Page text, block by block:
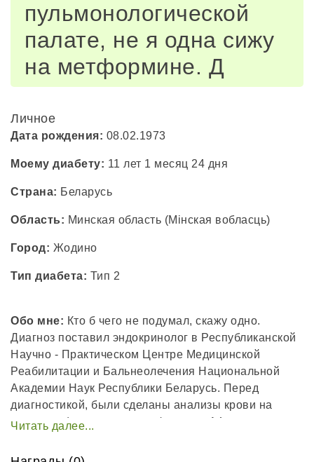
пульмонологической
палате, не я одна сижу
на метформине. Д
Личное
Дата рождения: 08.02.1973
Моему диабету: 11 лет 1 месяц 24 дня
Страна: Беларусь
Область: Минская область (Мінская вобласць)
Город: Жодино
Тип диабета: Тип 2
Обо мне: Кто б чего не подумал, скажу одно.
Диагноз поставил эндокринолог в Республиканской
Научно - Практическом Центре Медицинской
Реабилитации и Бальнеолечения Национальной
Академии Наук Республики Беларусь. Перед
диагностикой, были сделаны анализы крови на
гормоны. (дали два листа формата А4, с двух
железы, инсулин. В общем, у меня может быть